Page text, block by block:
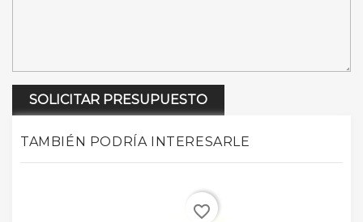
SOLICITAR PRESUPUESTO
TAMBIÉN PODRÍA INTERESARLE
favorite_border